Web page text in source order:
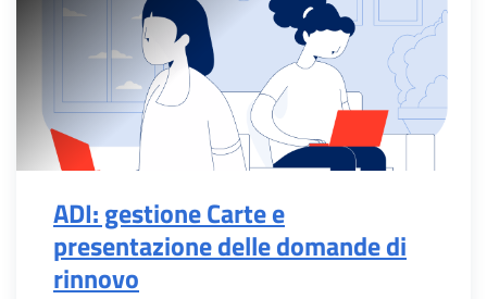
ADI: gestione Carte e
presentazione delle domande di
rinnovo